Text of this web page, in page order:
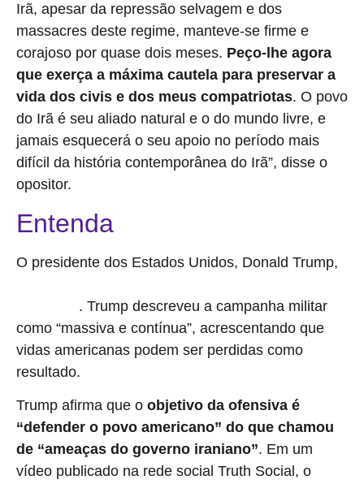
Irã, apesar da repressão selvagem e dos
massacres deste regime, manteve-se firme e
corajoso por quase dois meses. Peço-lhe agora
que exerça a máxima cautela para preservar a
vida dos civis e dos meus compatriotas. O povo
do Irã é seu aliado natural e o do mundo livre, e
jamais esquecerá o seu apoio no período mais
difícil da história contemporânea do Irã”, disse o
opositor.
Entenda
O presidente dos Estados Unidos, Donald Trump,
. Trump descreveu a campanha militar
como “massiva e contínua”, acrescentando que
vidas americanas podem ser perdidas como
resultado.
Trump afirma que o objetivo da ofensiva é
“defender o povo americano” do que chamou
de “ameaças do governo iraniano”. Em um
vídeo publicado na rede social Truth Social, o